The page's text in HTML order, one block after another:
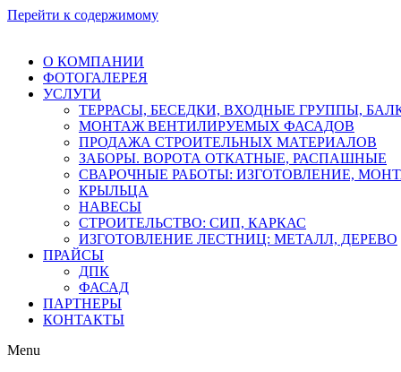
Перейти к содержимому
О КОМПАНИИ
ФОТОГАЛЕРЕЯ
УСЛУГИ
ТЕРРАСЫ, БЕСЕДКИ, ВХОДНЫЕ ГРУППЫ,
МОНТАЖ ВЕНТИЛИРУЕМЫХ ФАСАДОВ
ПРОДАЖА СТРОИТЕЛЬНЫХ МАТЕРИАЛОВ
ЗАБОРЫ. ВОРОТА ОТКАТНЫЕ, РАСПАШНЫЕ
СВАРОЧНЫЕ РАБОТЫ: ИЗГОТОВЛЕНИЕ,
КРЫЛЬЦА
НАВЕСЫ
СТРОИТЕЛЬСТВО: СИП, КАРКАС
ИЗГОТОВЛЕНИЕ ЛЕСТНИЦ: МЕТАЛЛ, ДЕРЕВО
ПРАЙСЫ
ДПК
ФАСАД
ПАРТНЕРЫ
КОНТАКТЫ
Menu